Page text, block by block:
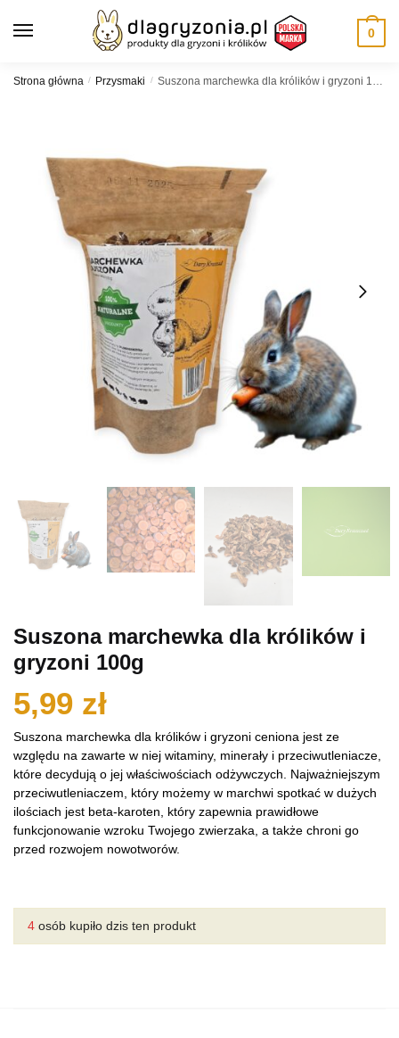
0
Strona główna / Przysmaki / Suszona marchewka dla królików i gryzoni 100g
Suszona marchewka dla królików i
gryzoni 100g
5,99 zł
Suszona marchewka dla królików i gryzoni ceniona jest ze
względu na zawarte w niej witaminy, minerały i przeciwutleniacze,
które decydują o jej właściwościach odżywczych. Najważniejszym
przeciwutleniaczem, który możemy w marchwi spotkać w dużych
ilościach jest beta-karoten, który zapewnia prawidłowe
funkcjonowanie wzroku Twojego zwierzaka, a także chroni go
przed rozwojem nowotworów.
4 osób kupiło dzis ten produkt